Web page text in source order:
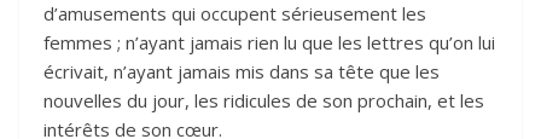
d’amusements qui occupent sérieusement les
femmes ; n’ayant jamais rien lu que les lettres qu’on lui
écrivait, n’ayant jamais mis dans sa tête que les
nouvelles du jour, les ridicules de son prochain, et les
intérêts de son cœur.